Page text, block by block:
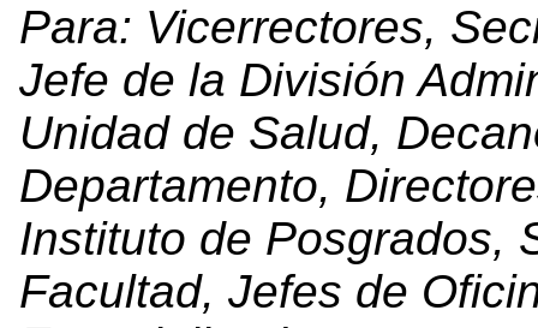
Para: Vicerrectores,
Jefe de la División
Unidad de Salud,
Departamento,
Instituto de Posgrados,
Facultad, Jefes de